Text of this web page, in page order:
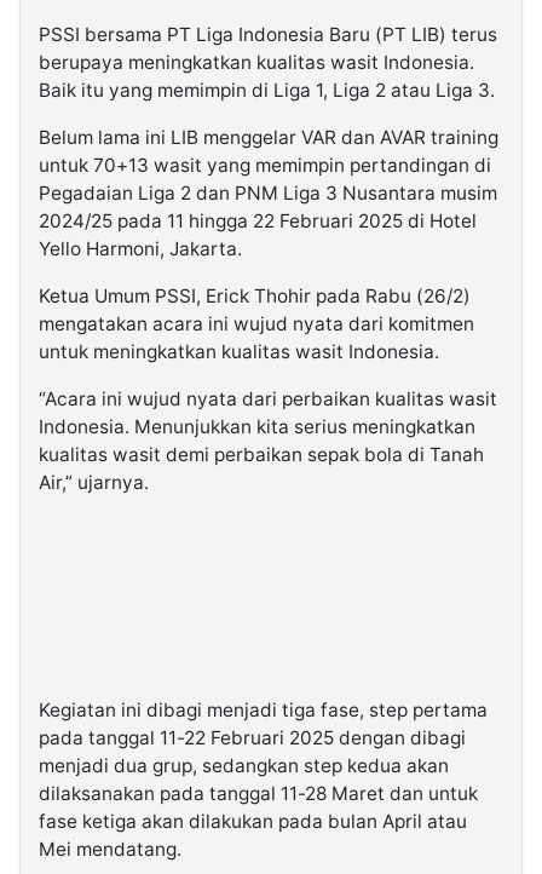
PSSI bersama PT Liga Indonesia Baru (PT LIB) terus
berupaya meningkatkan kualitas wasit Indonesia.
Baik itu yang memimpin di Liga 1, Liga 2 atau Liga 3.
Belum lama ini LIB menggelar VAR dan AVAR training
untuk 70+13 wasit yang memimpin pertandingan di
Pegadaian Liga 2 dan PNM Liga 3 Nusantara musim
2024/25 pada 11 hingga 22 Februari 2025 di Hotel
Yello Harmoni, Jakarta.
Ketua Umum PSSI, Erick Thohir pada Rabu (26/2)
mengatakan acara ini wujud nyata dari komitmen
untuk meningkatkan kualitas wasit Indonesia.
“Acara ini wujud nyata dari perbaikan kualitas wasit
Indonesia. Menunjukkan kita serius meningkatkan
kualitas wasit demi perbaikan sepak bola di Tanah
Air,” ujarnya.
Kegiatan ini dibagi menjadi tiga fase, step pertama
pada tanggal 11-22 Februari 2025 dengan dibagi
menjadi dua grup, sedangkan step kedua akan
dilaksanakan pada tanggal 11-28 Maret dan untuk
fase ketiga akan dilakukan pada bulan April atau
Mei mendatang.